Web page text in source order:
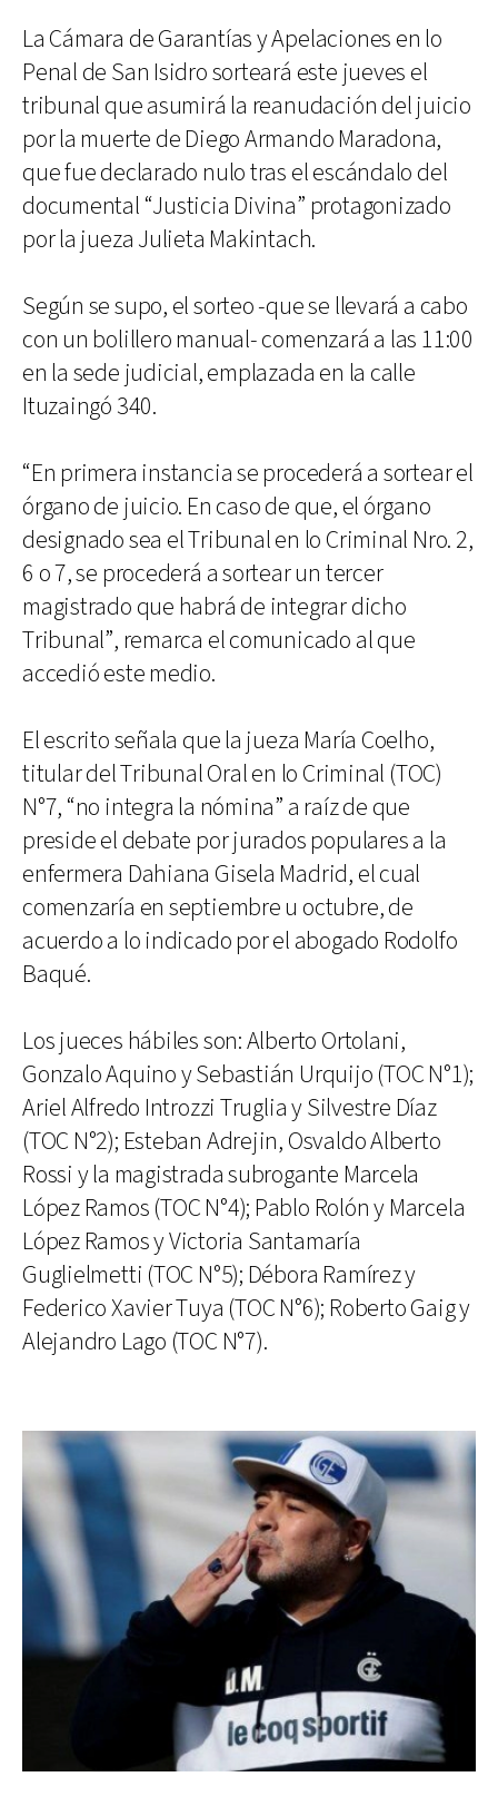
La Cámara de Garantías y Apelaciones en lo
Penal de San Isidro sorteará este jueves el
tribunal que asumirá la reanudación del juicio
por la muerte de Diego Armando Maradona,
que fue declarado nulo tras el escándalo del
documental “Justicia Divina” protagonizado
por la jueza Julieta Makintach.
Según se supo, el sorteo -que se llevará a cabo
con un bolillero manual- comenzará a las 11:00
en la sede judicial, emplazada en la calle
Ituzaingó 340.
“En primera instancia se procederá a sortear el
órgano de juicio. En caso de que, el órgano
designado sea el Tribunal en lo Criminal Nro. 2,
6 o 7, se procederá a sortear un tercer
magistrado que habrá de integrar dicho
Tribunal”, remarca el comunicado al que
accedió este medio.
El escrito señala que la jueza María Coelho,
titular del Tribunal Oral en lo Criminal (TOC)
N°7, “no integra la nómina” a raíz de que
preside el debate por jurados populares a la
enfermera Dahiana Gisela Madrid, el cual
comenzaría en septiembre u octubre, de
acuerdo a lo indicado por el abogado Rodolfo
Baqué.
Los jueces hábiles son: Alberto Ortolani,
Gonzalo Aquino y Sebastián Urquijo (TOC N°1);
Ariel Alfredo Introzzi Truglia y Silvestre Díaz
(TOC N°2); Esteban Adrejin, Osvaldo Alberto
Rossi y la magistrada subrogante Marcela
López Ramos (TOC N°4); Pablo Rolón y Marcela
López Ramos y Victoria Santamaría
Guglielmetti (TOC N°5); Débora Ramírez y
Federico Xavier Tuya (TOC N°6); Roberto Gaig y
Alejandro Lago (TOC N°7).